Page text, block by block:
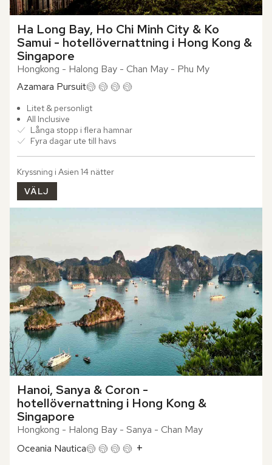
Ha Long Bay, Ho Chi Minh City & Ko
Samui - hotellövernattning i Hong Kong &
Singapore
Hongkong - Halong Bay - Chan May - Phu My
Azamara Pursuit
Litet & personligt
All Inclusive
Långa stopp i flera hamnar
Fyra dagar ute till havs
Kryssning i Asien 14 nätter
VÄLJ
Hanoi, Sanya & Coron -
hotellövernattning i Hong Kong &
Singapore
Hongkong - Halong Bay - Sanya - Chan May
Oceania Nautica
+